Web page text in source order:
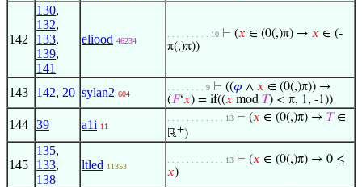
142
130,
132,
133,
139,
141
eliood 46234
. . . . . . . . . 10 ⊢ (𝑥 ∈ (0(,)π) → 𝑥 ∈ (-
π(,)π))
143 142, 20 sylan2 604
. . . . . . . . 9 ⊢ ((𝜑 ∧ 𝑥 ∈ (0(,)π)) →
(𝐹‘𝑥) = if((𝑥 mod 𝑇) < π, 1, -1))
144 39 a1i 11
. . . . . . . . . . . . 13 ⊢ (𝑥 ∈ (0(,)π) → 𝑇∈
ℝ+)
145
135,
133,
138
ltled 11353
. . . . . . . . . . . . 13 ⊢ (𝑥 ∈ (0(,)π) → 0 ≤
𝑥)